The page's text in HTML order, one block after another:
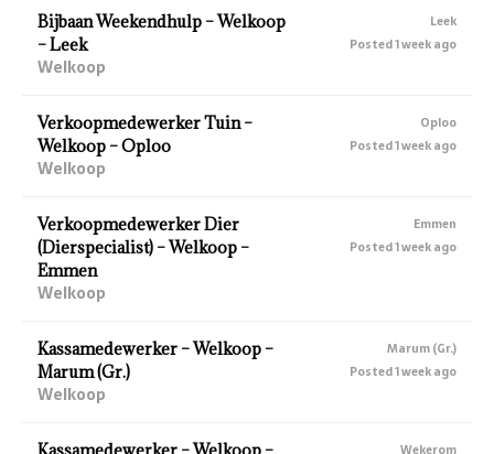
Bijbaan Weekendhulp – Welkoop
– Leek
Welkoop
Leek
Posted 1 week ago
Verkoopmedewerker Tuin –
Welkoop – Oploo
Welkoop
Oploo
Posted 1 week ago
Verkoopmedewerker Dier
(Dierspecialist) – Welkoop –
Emmen
Welkoop
Emmen
Posted 1 week ago
Kassamedewerker – Welkoop –
Marum (Gr.)
Welkoop
Marum (Gr.)
Posted 1 week ago
Kassamedewerker – Welkoop –
Wekerom